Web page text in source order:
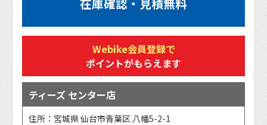
Webike会員登録で
ポイントがもらえます
ティーズ センター店
住所：宮城県 仙台市青葉区 八幡5-2-1